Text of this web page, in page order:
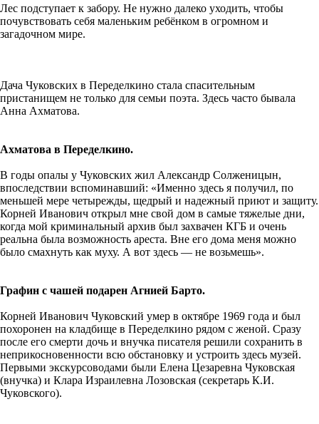
Лес подступает к забору. Не нужно далеко уходить, чтобы
почувствовать себя маленьким ребёнком в огромном и
загадочном мире.
Дача Чуковских в Переделкино стала спасительным
пристанищем не только для семьи поэта. Здесь часто бывала
Анна Ахматова.
Ахматова в Переделкино.
В годы опалы у Чуковских жил Александр Солженицын,
впоследствии вспоминавший: «Именно здесь я получил, по
меньшей мере четырежды, щедрый и надежный приют и защиту.
Корней Иванович открыл мне свой дом в самые тяжелые дни,
когда мой криминальный архив был захвачен КГБ и очень
реальна была возможность ареста. Вне его дома меня можно
было смахнуть как муху. А вот здесь — не возьмешь».
Графин с чашей подарен Агнией Барто.
Корней Иванович Чуковский умер в октябре 1969 года и был
похоронен на кладбище в Переделкино рядом с женой. Сразу
после его смерти дочь и внучка писателя решили сохранить в
неприкосновенности всю обстановку и устроить здесь музей.
Первыми экскурсоводами были Елена Цезаревна Чуковская
(внучка) и Клара Израилевна Лозовская (секретарь К.И.
Чуковского).